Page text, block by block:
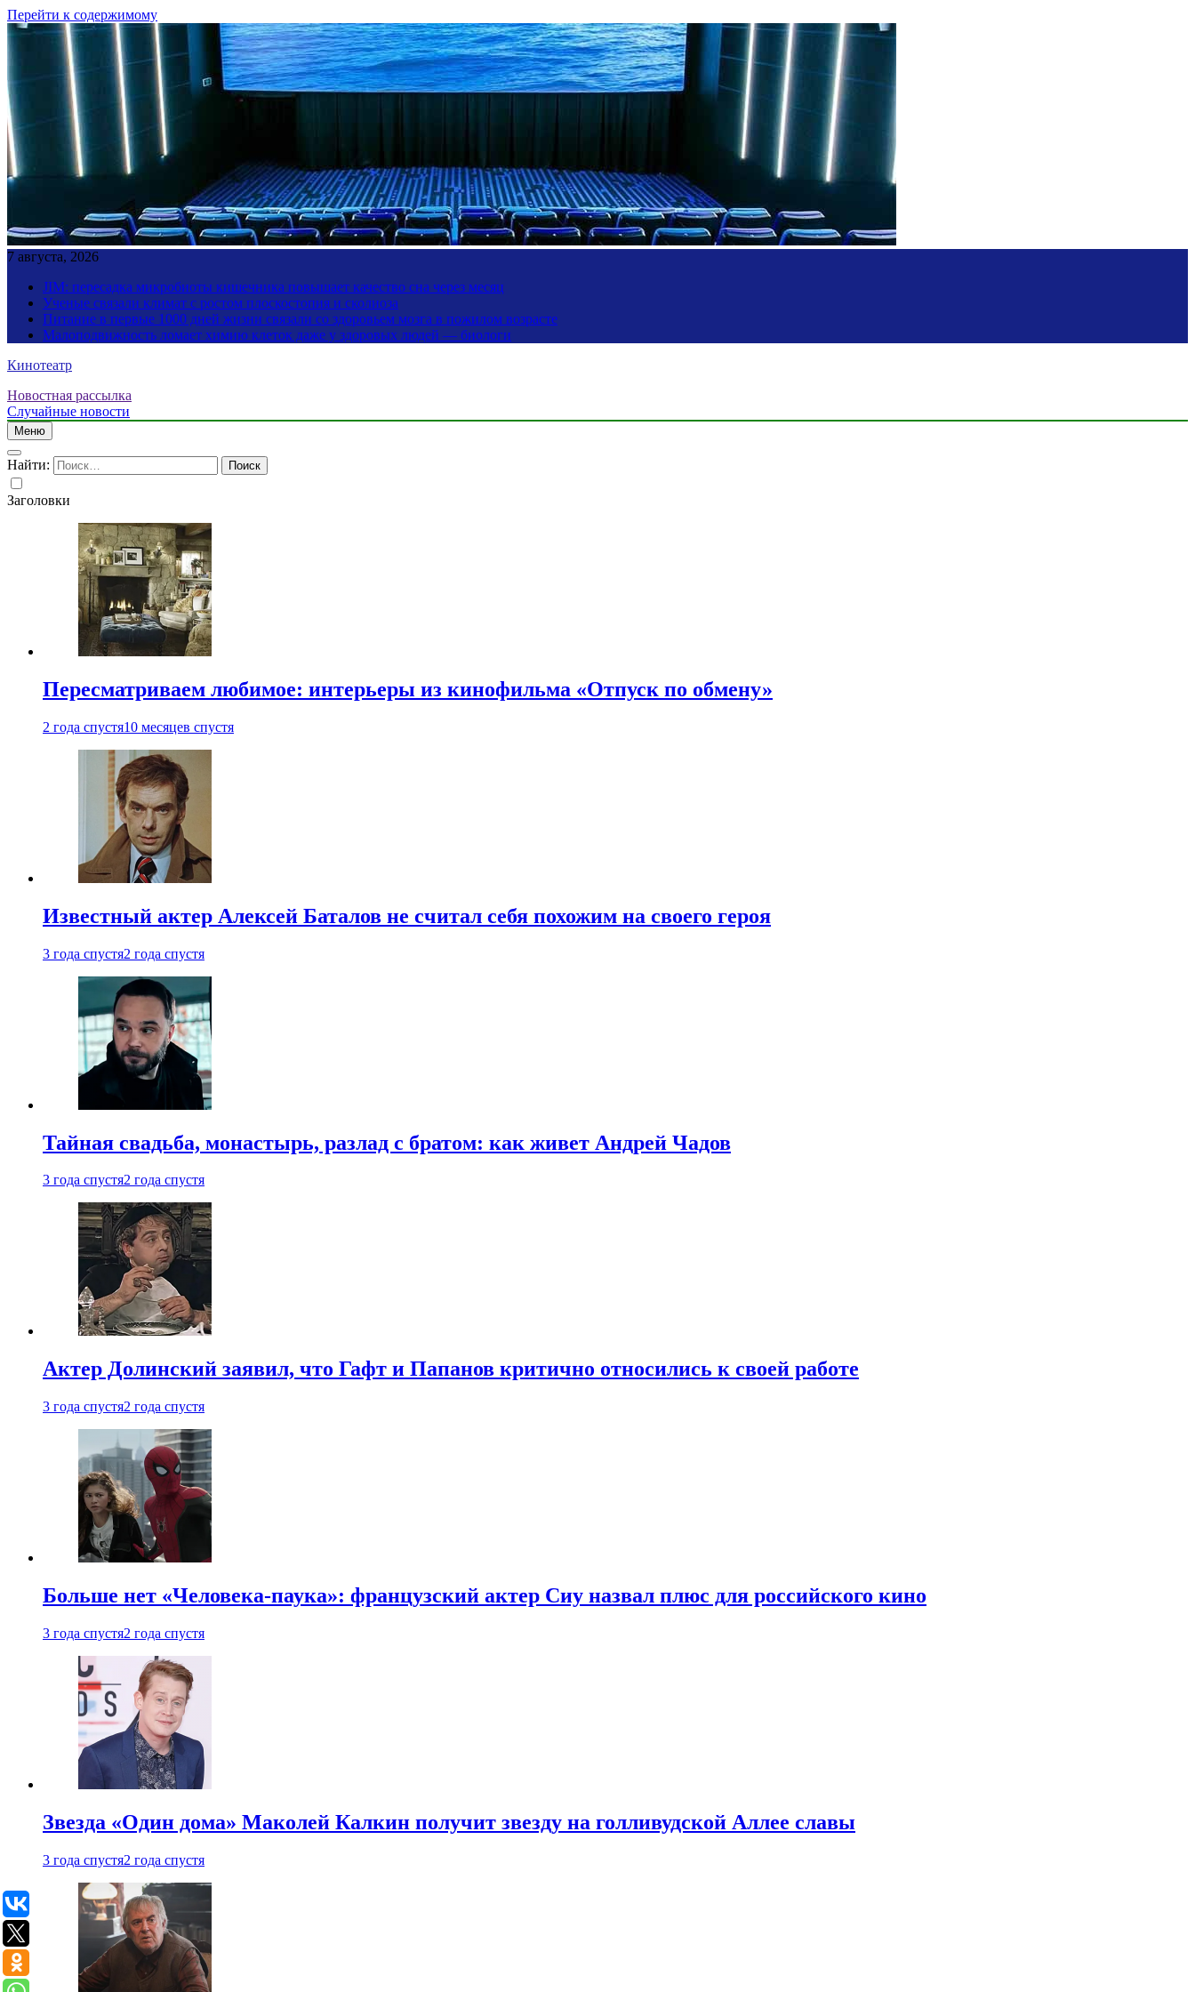
Перейти к содержимому
7 августа, 2026
JIM: пересадка микробиоты кишечника повышает качество сна через месяц
Ученые связали климат с ростом плоскостопия и сколиоза
Питание в первые 1000 дней жизни связали со здоровьем мозга в пожилом возрасте
Малоподвижность ломает химию клеток даже у здоровых людей — биологи
Кинотеатр
Новостная рассылка
Случайные новости
Меню
Найти:
Заголовки
Пересматриваем любимое: интерьеры из кинофильма «Отпуск по обмену»
2 года спустя10 месяцев спустя
Известный актер Алексей Баталов не считал себя похожим на своего героя
3 года спустя2 года спустя
Тайная свадьба, монастырь, разлад с братом: как живет Андрей Чадов
3 года спустя2 года спустя
Актер Долинский заявил, что Гафт и Папанов критично относились к своей работе
3 года спустя2 года спустя
Больше нет «Человека-паука»: французский актер Сиу назвал плюс для российского кино
3 года спустя2 года спустя
Звезда «Один дома» Маколей Калкин получит звезду на голливудской Аллее славы
3 года спустя2 года спустя